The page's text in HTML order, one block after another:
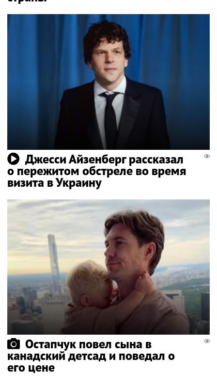
Джесси Айзенберг рассказал
о пережитом обстреле во время
визита в Украину
Остапчук повел сына в
канадский детсад и поведал о
его цене